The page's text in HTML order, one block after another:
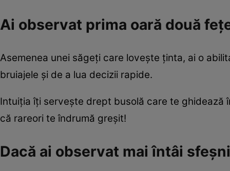
Ai observat prima oară două
Asemenea unei săgeți care loveşte ţinta, ai o
bruiajele și de a lua decizii rapide.
Intuiția îţi serveşte drept busolă care te
că rareori te îndrumă greșit!
Dacă ai observat mai întâi